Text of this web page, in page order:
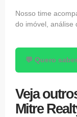
Nosso time
do imóvel, análise
💬 Quero
Veja
Mitre